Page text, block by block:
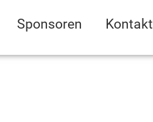
Sponsoren Kontakt